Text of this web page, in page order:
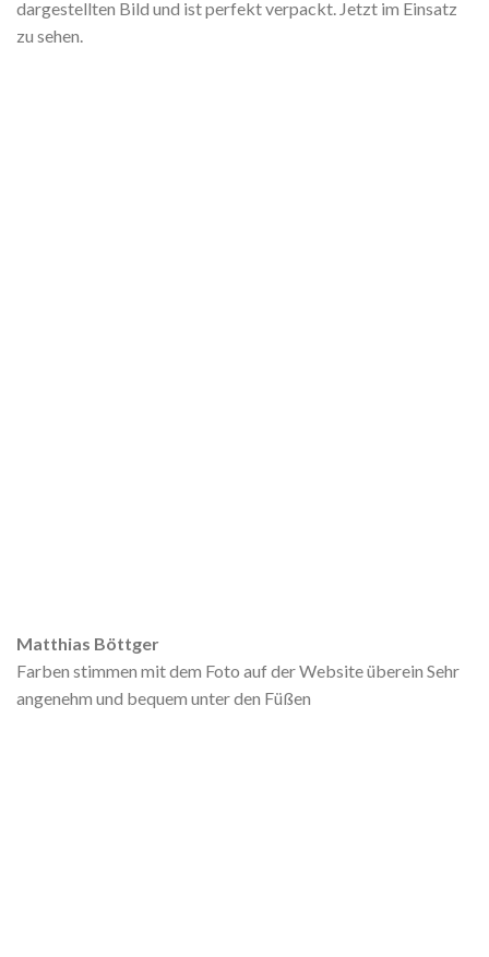
dargestellten Bild und ist perfekt verpackt. Jetzt im Einsatz
zu sehen.
Matthias Böttger
Farben stimmen mit dem Foto auf der Website überein Sehr
angenehm und bequem unter den Füßen